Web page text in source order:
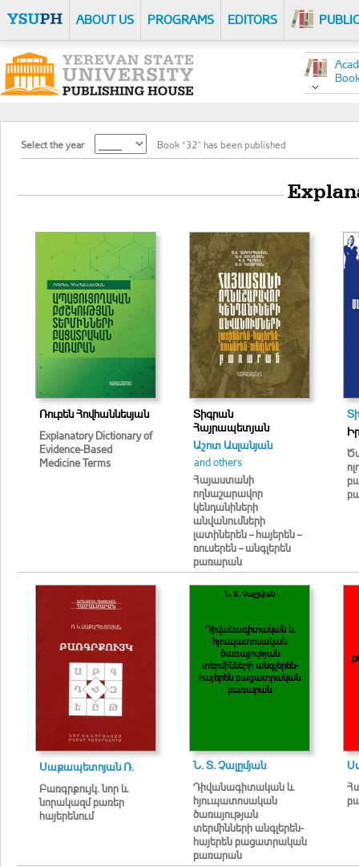
ABOUT US PROGRAMS EDITORS
Select the year Book “32” has been published
Ռուբեն Հովհաննեսյան
Explanatory Dictionary of
Evidence-Based
Medicine Terms
Տիգրան
Հայրապետյան
Աշոտ Ասլանյան
and others
Հայաստանի
ողնաշարավոր
կենդանիների
անվանումների
լատիներեն – հայերեն –
ռուսերեն – անգլերեն
բառարան
Սաքապետոյան Ռ.
Բառգրքույկ. նոր և
նորակազմ բառեր
հայերենում
Ն. Տ. Չալըմյան
Դիվանագիտական և
հյուպատոսական
ծառայության
տերմինների անգլերեն-
հայերեն բացատրական
բառարան
Ն. Տ. Չալըմյան
Դիվանագիտական և
հյուպատոսական
ծառայության
տերմինների անգլերեն-
հայերեն բացատրական
բառարան